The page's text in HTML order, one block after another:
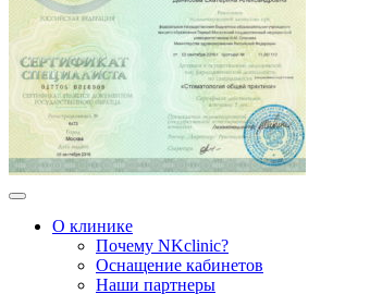
О клинике
Почему NKclinic?
Оснащение кабинетов
Наши партнеры